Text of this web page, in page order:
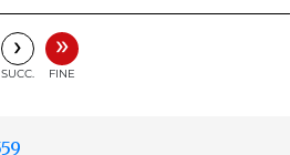
›
SUCC.
»
FINE